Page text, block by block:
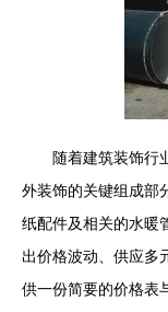
随着建筑装饰行
外装饰的关键组成部
纸配件及相关的水暖
出价格波动、供应多
供一份简要的价格表